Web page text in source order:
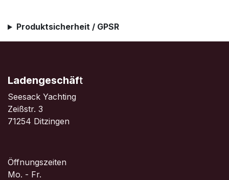
Produktsicherheit / GPSR
Ladengeschäft
Seesack Yachting
Zeißstr. 3
71254 Ditzingen
Öffnungszeiten
Mo. - Fr.